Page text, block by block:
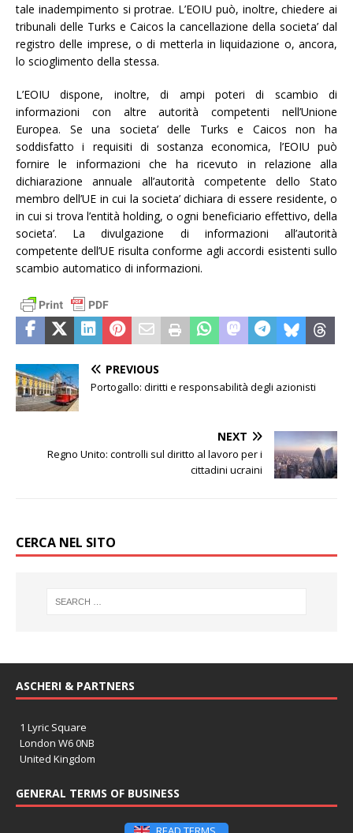
tale inadempimento si protrae. L’EOIU può, inoltre, chiedere ai
tribunali delle Turks e Caicos la cancellazione della societa’ dal
registro delle imprese, o di metterla in liquidazione o, ancora,
lo scioglimento della stessa.
L’EOIU dispone, inoltre, di ampi poteri di scambio di
informazioni con altre autorità competenti nell’Unione
Europea. Se una societa’ delle Turks e Caicos non ha
soddisfatto i requisiti di sostanza economica, l’EOIU può
fornire le informazioni che ha ricevuto in relazione alla
dichiarazione annuale all’autorità competente dello Stato
membro dell’UE in cui la societa’ dichiara di essere residente, o
in cui si trova l’entità holding, o ogni beneficiario effettivo, della
societa’. La divulgazione di informazioni all’autorità
competente dell’UE risulta conforme agli accordi esistenti sullo
scambio automatico di informazioni.
PREVIOUS
Portogallo: diritti e responsabilità degli azionisti
NEXT
Regno Unito: controlli sul diritto al lavoro per i
cittadini ucraini
CERCA NEL SITO
ASCHERI & PARTNERS
1 Lyric Square
London W6 0NB
United Kingdom
GENERAL TERMS OF BUSINESS